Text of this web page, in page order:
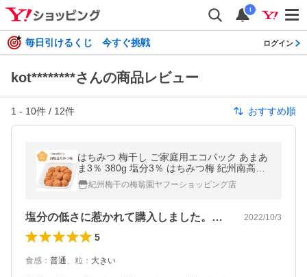
i
毎日引けるくじ 今すぐ挑戦 ログイン
kot********さんの商品レビュー
1 - 10件 / 12件 おすすめ順
はちみつ 梅干し ご家庭用エコパック あまあ
ま3％ 380g 塩分3％ はちみつ梅 紀州南高梅
梅翁園 ばいおうえん
紀州梅干の梅翁園ヤフーショッピング店
塩分の低さに惹かれて購入しました。甘い… 2022/10/3
5
食感 ： 普通、 粒 ： 大きい